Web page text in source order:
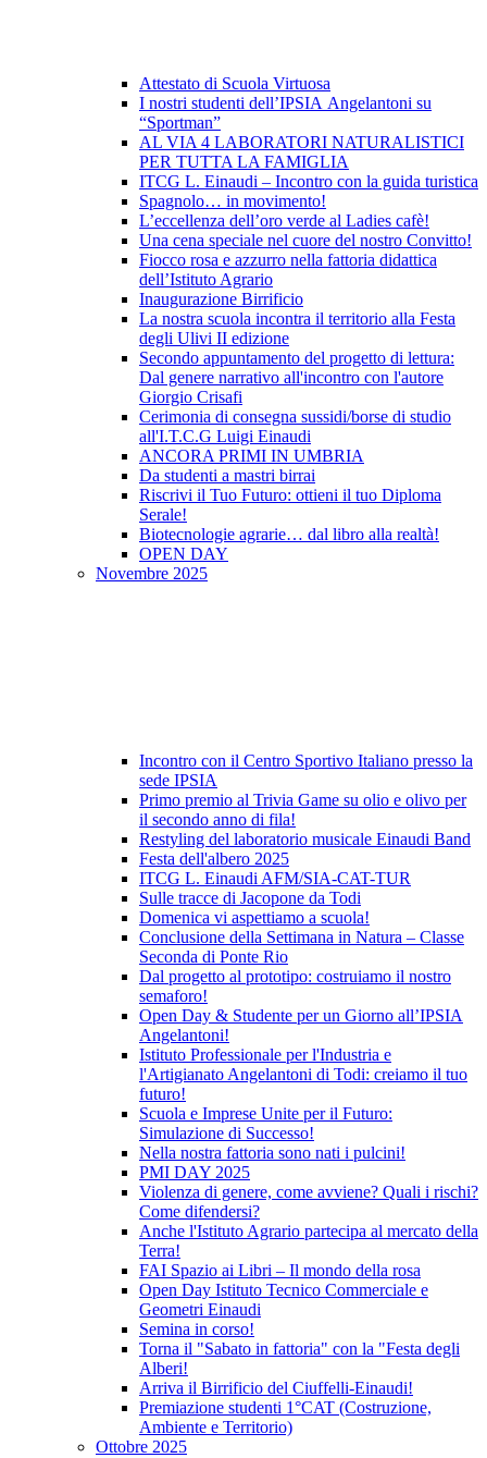
Attestato di Scuola Virtuosa
I nostri studenti dell’IPSIA Angelantoni su
“Sportman”
AL VIA 4 LABORATORI NATURALISTICI
PER TUTTA LA FAMIGLIA
ITCG L. Einaudi – Incontro con la guida turistica
Spagnolo… in movimento!
L’eccellenza dell’oro verde al Ladies cafè!
Una cena speciale nel cuore del nostro Convitto!
Fiocco rosa e azzurro nella fattoria didattica
dell’Istituto Agrario
Inaugurazione Birrificio
La nostra scuola incontra il territorio alla Festa
degli Ulivi II edizione
Secondo appuntamento del progetto di lettura:
Dal genere narrativo all'incontro con l'autore
Giorgio Crisafi
Cerimonia di consegna sussidi/borse di studio
all'I.T.C.G Luigi Einaudi
ANCORA PRIMI IN UMBRIA
Da studenti a mastri birrai
Riscrivi il Tuo Futuro: ottieni il tuo Diploma
Serale!
Biotecnologie agrarie… dal libro alla realtà!
OPEN DAY
Novembre 2025
Incontro con il Centro Sportivo Italiano presso la
sede IPSIA
Primo premio al Trivia Game su olio e olivo per
il secondo anno di fila!
Restyling del laboratorio musicale Einaudi Band
Festa dell'albero 2025
ITCG L. Einaudi AFM/SIA-CAT-TUR
Sulle tracce di Jacopone da Todi
Domenica vi aspettiamo a scuola!
Conclusione della Settimana in Natura – Classe
Seconda di Ponte Rio
Dal progetto al prototipo: costruiamo il nostro
semaforo!
Open Day & Studente per un Giorno all’IPSIA
Angelantoni!
Istituto Professionale per l'Industria e
l'Artigianato Angelantoni di Todi: creiamo il tuo
futuro!
Scuola e Imprese Unite per il Futuro:
Simulazione di Successo!
Nella nostra fattoria sono nati i pulcini!
PMI DAY 2025
Violenza di genere, come avviene? Quali i rischi?
Come difendersi?
Anche l'Istituto Agrario partecipa al mercato della
Terra!
FAI Spazio ai Libri – Il mondo della rosa
Open Day Istituto Tecnico Commerciale e
Geometri Einaudi
Semina in corso!
Torna il "Sabato in fattoria" con la "Festa degli
Alberi!
Arriva il Birrificio del Ciuffelli-Einaudi!
Premiazione studenti 1°CAT (Costruzione,
Ambiente e Territorio)
Ottobre 2025